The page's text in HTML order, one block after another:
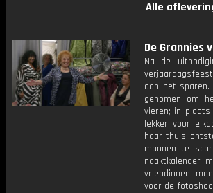
Alle
De Grannies
Na de
aan het
genomen om
vieren; in
lekker voor
haar thuis
mannen te
naaktkalender
vriendinnen
voor de